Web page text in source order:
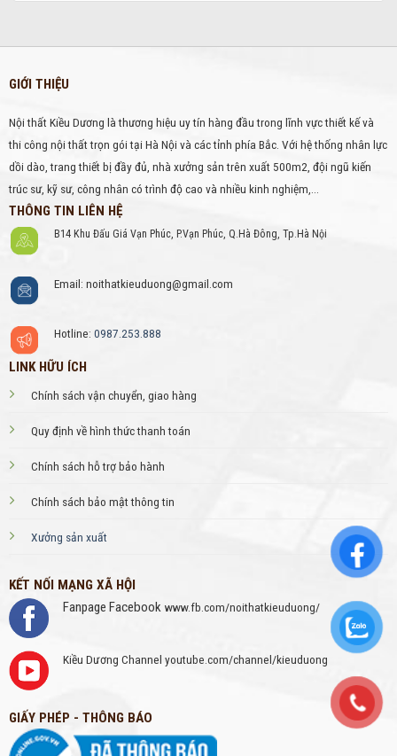
GIỚI THIỆU
Nội thất Kiều Dương là thương hiệu uy tín hàng đầu trong lĩnh vực thiết kế và
thi công nội thất trọn gói tại Hà Nội và các tỉnh phía Bắc. Với hệ thống nhân lực
dồi dào, trang thiết bị đầy đủ, nhà xưởng sản trên xuất 500m2, đội ngũ kiến
trúc sư, kỹ sư, công nhân có trình độ cao và nhiều kinh nghiệm,...
THÔNG TIN LIÊN HỆ
B14 Khu Đấu Giá Vạn Phúc, P.Vạn Phúc, Q.Hà Đông, Tp.Hà Nội
Email: noithatkieuduong@gmail.com
Hotline: 0987.253.888
LINK HỮU ÍCH
Chính sách vận chuyển, giao hàng
Quy định về hình thức thanh toán
Chính sách hỗ trợ bảo hành
Chính sách bảo mật thông tin
Xưởng sản xuất
KẾT NỐI MẠNG XÃ HỘI
Fanpage Facebook www.fb.com/noithatkieuduong/
Kiều Dương Channel youtube.com/channel/kieuduong
GIẤY PHÉP - THÔNG BÁO